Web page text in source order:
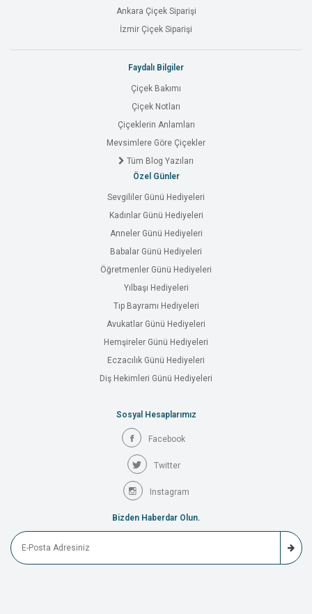
Ankara Çiçek Siparişi
İzmir Çiçek Siparişi
Faydalı Bilgiler
Çiçek Bakımı
Çiçek Notları
Çiçeklerin Anlamları
Mevsimlere Göre Çiçekler
Tüm Blog Yazıları
Özel Günler
Sevgililer Günü Hediyeleri
Kadınlar Günü Hediyeleri
Anneler Günü Hediyeleri
Babalar Günü Hediyeleri
Öğretmenler Günü Hediyeleri
Yılbaşı Hediyeleri
Tıp Bayramı Hediyeleri
Avukatlar Günü Hediyeleri
Hemşireler Günü Hediyeleri
Eczacılık Günü Hediyeleri
Diş Hekimleri Günü Hediyeleri
Sosyal Hesaplarımız
Facebook
Twitter
Instagram
Bizden Haberdar Olun.